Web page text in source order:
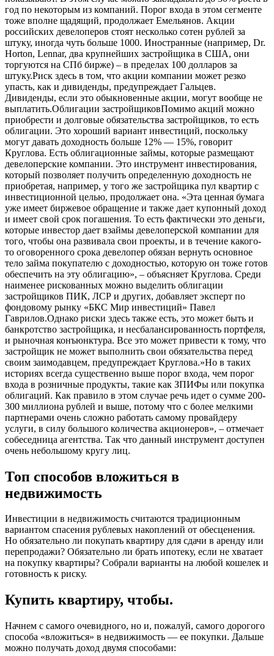
год по некоторым из компаний. Порог входа в этом сегменте
тоже вполне щадящий, продолжает Емельянов. Акции
российских девелоперов стоят несколько сотен рублей за
штуку, иногда чуть больше 1000. Иностранные (например, Dr.
Horton, Lennar, два крупнейших застройщика в США, они
торгуются на СПб бирже) – в пределах 100 долларов за
штуку.Риск здесь в том, что акции компании может резко
упасть, как и дивиденды, предупреждает Гальцев.
Дивиденды, если это обыкновенные акции, могут вообще не
выплатить.Облигации застройщиковПомимо акций можно
приобрести и долговые обязательства застройщиков, то есть
облигации. Это хороший вариант инвестиций, поскольку
могут давать доходность больше 12% — 15%, говорит
Круглова. Есть облигационные займы, которые размещают
девелоперские компании. Это инструмент инвестирования,
который позволяет получить определенную доходность не
приобретая, например, у того же застройщика пул квартир с
инвестиционной целью, продолжает она. «Эта ценная бумага
уже имеет биржевое обращение и также дает купонный доход
и имеет свой срок погашения. То есть фактически это деньги,
которые инвестор дает взаймы девелоперской компании для
того, чтобы она развивала свои проекты, и в течение какого-
то оговоренного срока девелопер обязан вернуть основное
тело займа покупателю с доходностью, которую он тоже готов
обеспечить на эту облигацию», – объясняет Круглова. Среди
наименее рискованных можно выделить облигации
застройщиков ПИК, ЛСР и других, добавляет эксперт по
фондовому рынку «БКС Мир инвестиций» Павел
Гаврилов.Однако риски здесь также есть, это может быть и
банкротство застройщика, и несбалансированность портфеля,
и рыночная конъюнктура. Все это может привести к тому, что
застройщик не может выполнить свои обязательства перед
своим заимодавцем, предупреждает Круглова.»Но в таких
историях всегда существенно выше порог входа, чем порог
входа в розничные продукты, такие как ЗПИФы или покупка
облигаций. Как правило в этом случае речь идет о сумме 200-
300 миллиона рублей и выше, потому что с более мелкими
партнерами очень сложно работать самому провайдеру
услуги, в силу большого количества акционеров», – отмечает
собеседница агентства. Так что данный инструмент доступен
очень небольшому кругу лиц.
Топ способов вложиться в
недвижимость
Инвестиции в недвижимость считаются традиционным
вариантом спасения рублевых накоплений от обесценения.
Но обязательно ли покупать квартиру для сдачи в аренду или
перепродажи? Обязательно ли брать ипотеку, если не хватает
на покупку квартиры? Собрали варианты на любой кошелек и
готовность к риску.
Купить квартиру, чтобы.
Начнем с самого очевидного, но и, пожалуй, самого дорогого
способа «вложиться» в недвижимость — ее покупки. Дальше
можно получать доход двумя способами: